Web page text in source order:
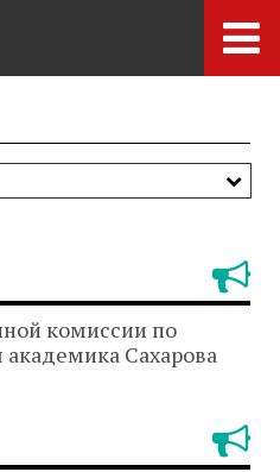
комиссии по
Сахарова